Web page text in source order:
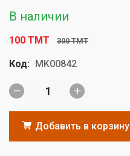
В наличии
100 TMT 300 TMT
Код: MK00842
Добавить в корзину